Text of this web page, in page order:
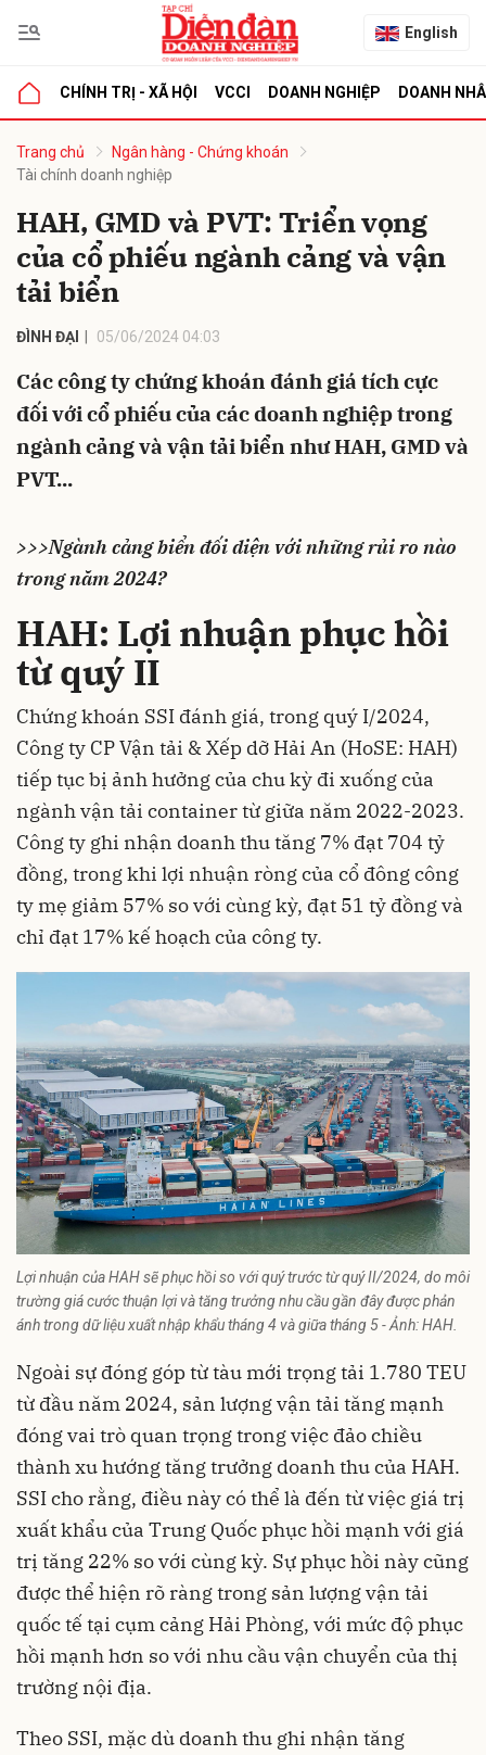
English
CHÍNH TRỊ - XÃ HỘI VCCI DOANH NGHIỆP DOANH
Trang chủ
Ngân hàng - Chứng khoán
Tài chính doanh nghiệp
HAH, GMD và PVT: Triển vọng
của cổ phiếu ngành cảng và vận
tải biển
ĐÌNH ĐẠI 05/06/2024 04:03
Các công ty chứng khoán đánh giá tích cực
đối với cổ phiếu của các doanh nghiệp trong
ngành cảng và vận tải biển như HAH, GMD và
PVT...
>>>Ngành cảng biển đối diện với những rủi ro nào
trong năm 2024?
HAH: Lợi nhuận phục hồi
từ quý II
Chứng khoán SSI đánh giá, trong quý I/2024,
Công ty CP Vận tải & Xếp dỡ Hải An (HoSE: HAH)
tiếp tục bị ảnh hưởng của chu kỳ đi xuống của
ngànhvận tải containertừ giữa năm 2022-2023.
Công ty ghi nhận doanh thu tăng 7% đạt 704 tỷ
đồng, trong khi lợi nhuận ròng của cổ đông công
ty mẹ giảm 57% so với cùng kỳ, đạt 51 tỷ đồng và
chỉ đạt 17% kế hoạch của công ty.
Lợi nhuận của HAH sẽ phục hồi so với quý trước từ quý II/2024, do môi
trường giá cước thuận lợi và tăng trưởng nhu cầu gần đây được phản
ánh trong dữ liệu xuất nhập khẩu tháng 4 và giữa tháng 5 - Ảnh: HAH.
Ngoài sự đóng góp từ tàu mới trọng tải 1.780 TEU
từ đầu năm 2024, sản lượng vận tải tăng mạnh
đóng vai trò quan trọng trong việc đảo chiều
thành xu hướng tăng trưởng doanh thu của HAH.
SSI cho rằng, điều này có thể là đến từ việc giá trị
xuất khẩu của Trung Quốc phục hồi mạnh với giá
trị tăng 22% so với cùng kỳ. Sự phục hồi này cũng
được thể hiện rõ ràng trong sản lượng vận tải
quốc tế tại cụm cảng Hải Phòng, với mức độ phục
hồi mạnh hơn so với nhu cầu vận chuyển của thị
trường nội địa.
Theo SSI, mặc dù doanh thu ghi nhận tăng
luận